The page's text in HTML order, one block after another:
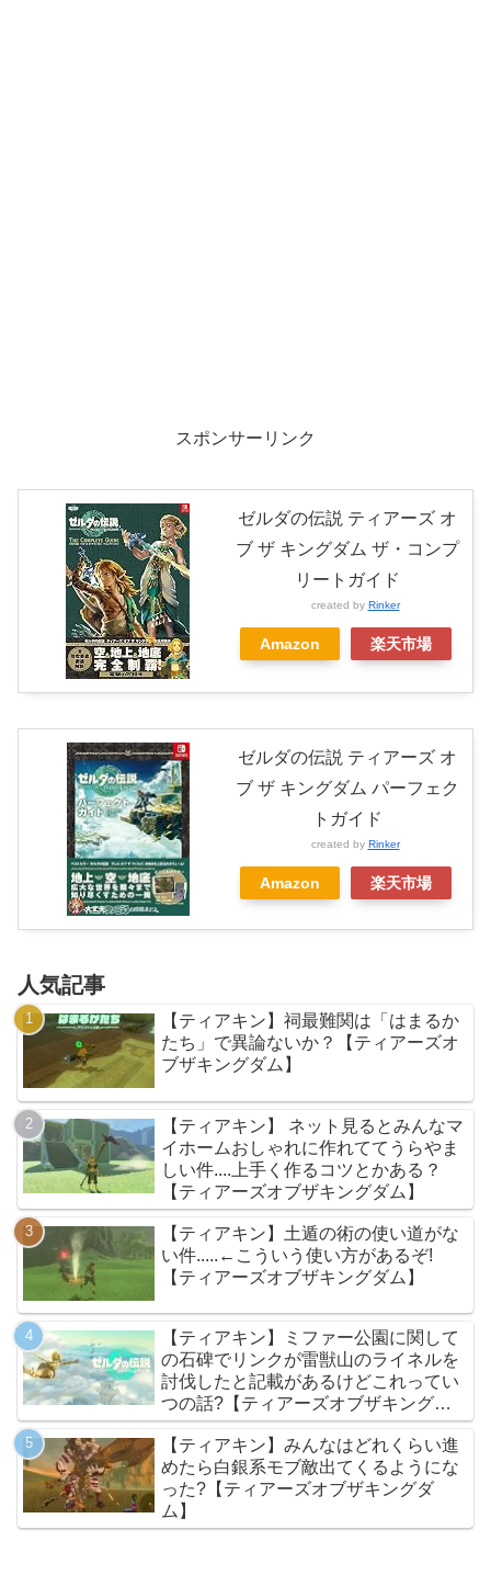
スポンサーリンク
ゼルダの伝説 ティアーズ オ
ブ ザ キングダム ザ・コンプ
リートガイド
created by Rinker
Amazon 楽天市場
ゼルダの伝説 ティアーズ オ
ブ ザ キングダム パーフェク
トガイド
created by Rinker
Amazon 楽天市場
人気記事
【ティアキン】祠最難関は「はまるか
たち」で異論ないか？【ティアーズオ
ブザキングダム】
【ティアキン】 ネット見るとみんなマ
イホームおしゃれに作れててうらやま
しい件....上手く作るコツとかある？
【ティアーズオブザキングダム】
【ティアキン】土遁の術の使い道がな
い件.....←こういう使い方があるぞ!
【ティアーズオブザキングダム】
【ティアキン】ミファー公園に関して
の石碑でリンクが雷獣山のライネルを
討伐したと記載があるけどこれってい
つの話?【ティアーズオブザキングダ
ム】
【ティアキン】みんなはどれくらい進
めたら白銀系モブ敵出てくるようにな
った?【ティアーズオブザキングダ
ム】